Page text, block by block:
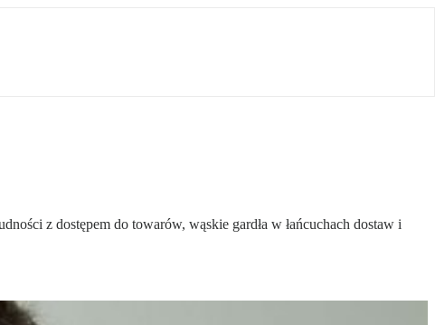
z dostępem do towarów, wąskie gardła w łańcuchach dostaw i